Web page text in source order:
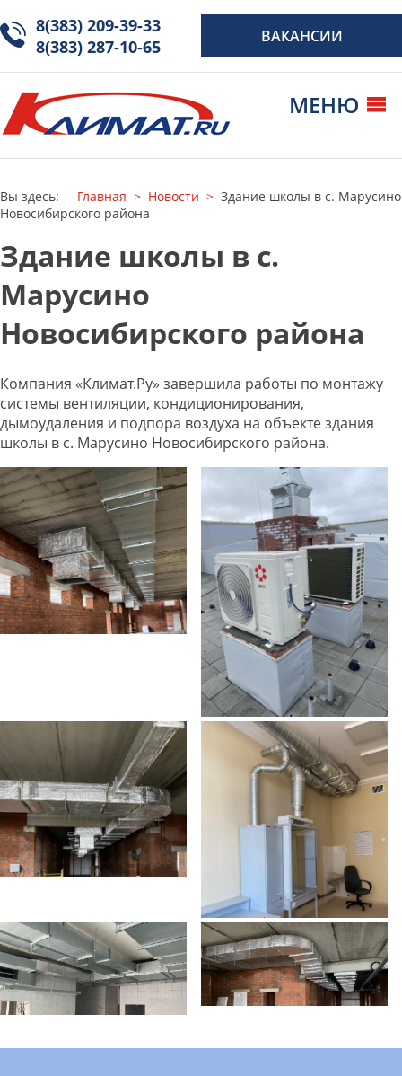
8(383) 209-39-33
8(383) 287-10-65
ВАКАНСИИ
МЕНЮ
Новости
Монтаж
вентиляции
кондиционеров
Объекты
Вы здесь: Главная Новости
Здание школы в с. Марусино
Новосибирского района
Здание школы в с.
Марусино
Новосибирского района
Компания «Климат.Ру» завершила работы по монтажу
системы вентиляции, кондиционирования,
дымоудаления и подпора воздуха на объекте здания
школы в с. Марусино Новосибирского района.